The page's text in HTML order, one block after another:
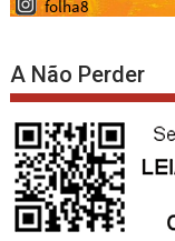
A Não Perder